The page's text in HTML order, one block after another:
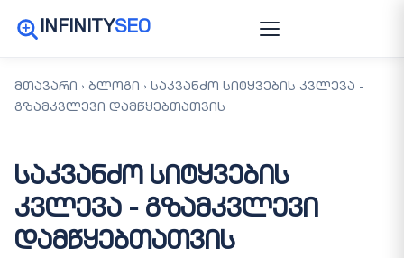
INFINITYSEO
მთავარი › ბლოგი › საკვანძო სიტყვების კვლევა -
გზამკვლევი დამწყებთათვის
საკვანძო სიტყვების
კვლევა - გზამკვლევი
დამწყებთათვის